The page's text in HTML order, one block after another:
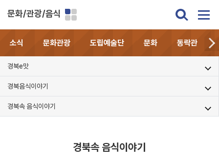
문화/관광/음식
소식 문화관광 도립예술단 문화 동락관
경북e맛
경북음식이야기
경북속 음식이야기
경북속 음식이야기